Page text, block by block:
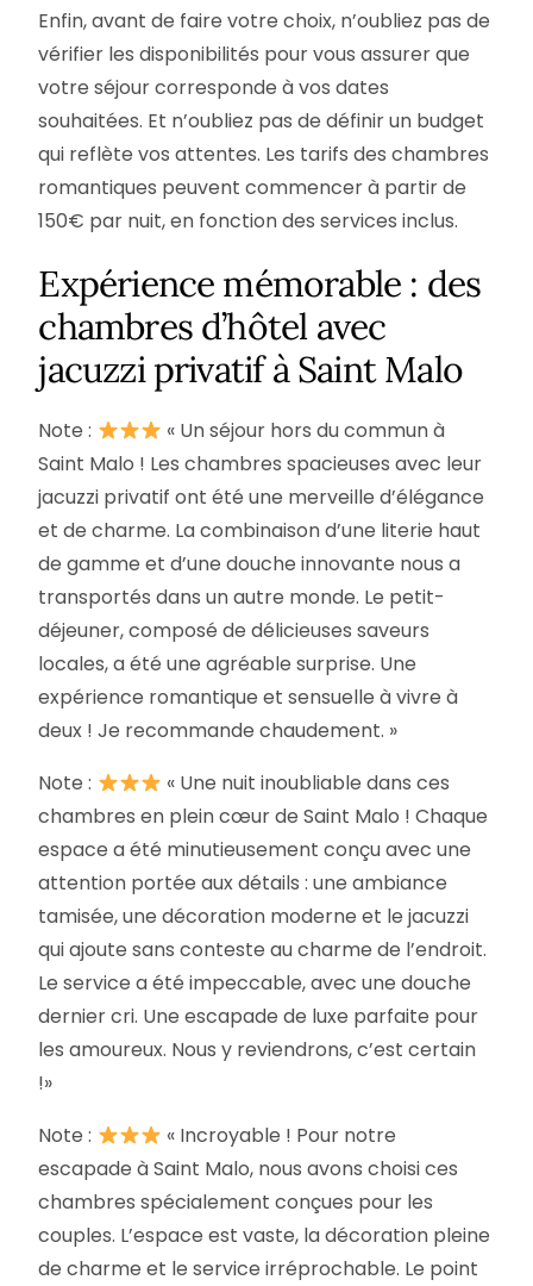
Enfin, avant de faire votre choix, n’oubliez pas de
vérifier les disponibilités pour vous assurer que
votre séjour corresponde à vos dates
souhaitées. Et n’oubliez pas de définir un budget
qui reflète vos attentes. Les tarifs des chambres
romantiques peuvent commencer à partir de
150€ par nuit, en fonction des services inclus.
Expérience mémorable : des
chambres d’hôtel avec
jacuzzi privatif à Saint Malo
Note :
« Un séjour hors du commun à
Saint Malo ! Les chambres spacieuses avec leur
jacuzzi privatif ont été une merveille d’élégance
et de charme. La combinaison d’une literie haut
de gamme et d’une douche innovante nous a
transportés dans un autre monde. Le petit-
déjeuner, composé de délicieuses saveurs
locales, a été une agréable surprise. Une
expérience romantique et sensuelle à vivre à
deux ! Je recommande chaudement. »
Note :
« Une nuit inoubliable dans ces
chambres en plein cœur de Saint Malo ! Chaque
espace a été minutieusement conçu avec une
attention portée aux détails : une ambiance
tamisée, une décoration moderne et le jacuzzi
qui ajoute sans conteste au charme de l’endroit.
Le service a été impeccable, avec une douche
dernier cri. Une escapade de luxe parfaite pour
les amoureux. Nous y reviendrons, c’est certain
!»
Note :
« Incroyable ! Pour notre
escapade à Saint Malo, nous avons choisi ces
chambres spécialement conçues pour les
couples. L’espace est vaste, la décoration pleine
de charme et le service irréprochable. Le point